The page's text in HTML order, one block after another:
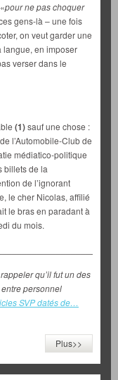
pour ne pas choquer
gens-là – une fois
on veut garder une
langue, en imposer
verser dans le
(1)sauf une chose :
l’Automobile-Club de
médiatico-politique
billets de la
de l’ignorant
le cher Nicolas, affilié
le bras en paradant à
du mois.
qu’il fut un des
personnel
SVP datés de…
Plus>>